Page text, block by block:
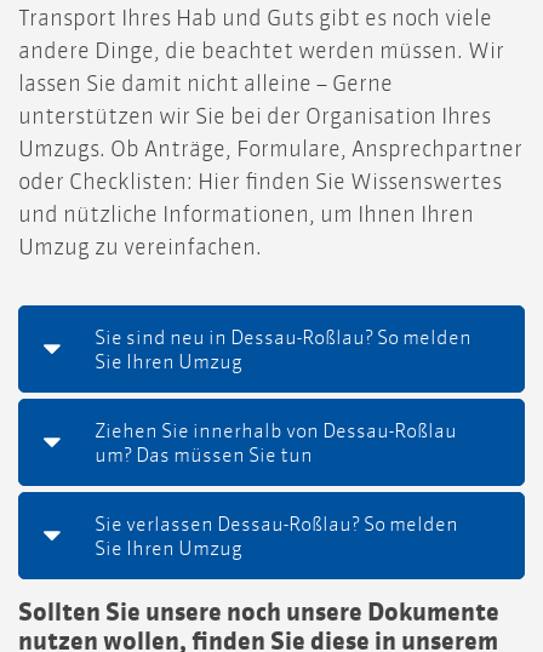
Transport Ihres Hab und Guts gibt es noch viele
andere Dinge, die beachtet werden müssen. Wir
lassen Sie damit nicht alleine – Gerne
unterstützen wir Sie bei der Organisation Ihres
Umzugs. Ob Anträge, Formulare, Ansprechpartner
oder Checklisten: Hier finden Sie Wissenswertes
und nützliche Informationen, um Ihnen Ihren
Umzug zu vereinfachen.
Sie sind neu in Dessau-Roßlau? So melden
Sie Ihren Umzug
Ziehen Sie innerhalb von Dessau-Roßlau
um? Das müssen Sie tun
Sie verlassen Dessau-Roßlau? So melden
Sie Ihren Umzug
Sollten Sie unsere noch unsere Dokumente
nutzen wollen, finden Sie diese in unserem